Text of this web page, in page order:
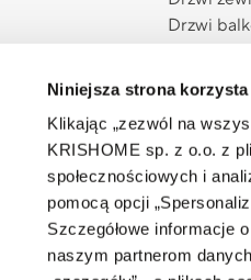
Niniejsza strona
Klikając „zezwól na
KRISHOME sp. z o.o. z
społecznościowych i
pomocą opcji
Szczegółowe informacje
naszym partnerom
Drzwi
Rolety
Żaluzje
Pergole
Screeny
Aplikacja